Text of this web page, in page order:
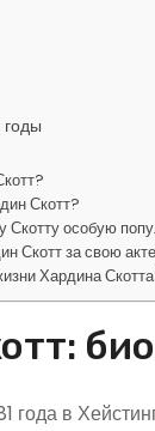
Скотт?
Скотту особую
Скотт за свою
Хардина
года в